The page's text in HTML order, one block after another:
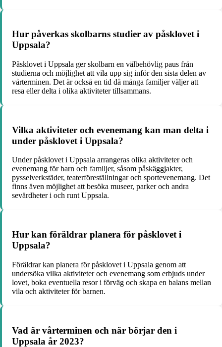
Hur påverkas skolbarns studier av påsklovet i
Uppsala?
Påsklovet i Uppsala ger skolbarn en välbehövlig paus från
studierna och möjlighet att vila upp sig inför den sista delen av
vårterminen. Det är också en tid då många familjer väljer att
resa eller delta i olika aktiviteter tillsammans.
Vilka aktiviteter och evenemang kan man delta i
under påsklovet i Uppsala?
Under påsklovet i Uppsala arrangeras olika aktiviteter och
evenemang för barn och familjer, såsom påskäggjakter,
pysselverkstäder, teaterföreställningar och sportevenemang. Det
finns även möjlighet att besöka museer, parker och andra
sevärdheter i och runt Uppsala.
Hur kan föräldrar planera för påsklovet i
Uppsala?
Föräldrar kan planera för påsklovet i Uppsala genom att
undersöka vilka aktiviteter och evenemang som erbjuds under
lovet, boka eventuella resor i förväg och skapa en balans mellan
vila och aktiviteter för barnen.
Vad är vårterminen och när börjar den i
Uppsala år 2023?